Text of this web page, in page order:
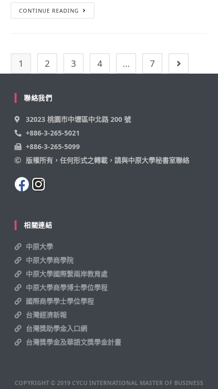
CONTINUE READING
1 2 3 4 ... 7
聯絡我們
32023 桃園市中壢區中北路 200 號
+886-3-265-5021
+886-3-265-5099
版權所有，任何形式之轉載，請與中原大學秘書室聯絡
相關連結
中原大學
中原大學商學院
中原大學國際繫兩岸教育處
中原大學商學博士學位學程
國際商學學士學位學程
台灣經濟新報
台灣獎助學金入口網
台灣獎學金及華語文獎學金計畫
COPYRIGHT © 2019 CYCU INTERNATIONAL MASTER OF BUSINESS